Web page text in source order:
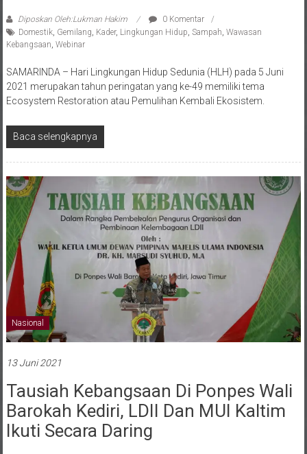
Diposkan Oleh:Lukman Hakim
0 Komentar
Domestik, Gemilang, Kader, Lingkungan Hidup, Sampah, Wawasan
Kebangsaan, Webinar
SAMARINDA – Hari Lingkungan Hidup Sedunia (HLH) pada 5 Juni
2021 merupakan tahun peringatan yang ke-49 memiliki tema
Ecosystem Restoration atau Pemulihan Kembali Ekosistem.
Baca selengkapnya
Nasional
13 Juni 2021
Tausiah Kebangsaan Di Ponpes Wali
Barokah Kediri, LDII Dan MUI Kaltim
Ikuti Secara Daring